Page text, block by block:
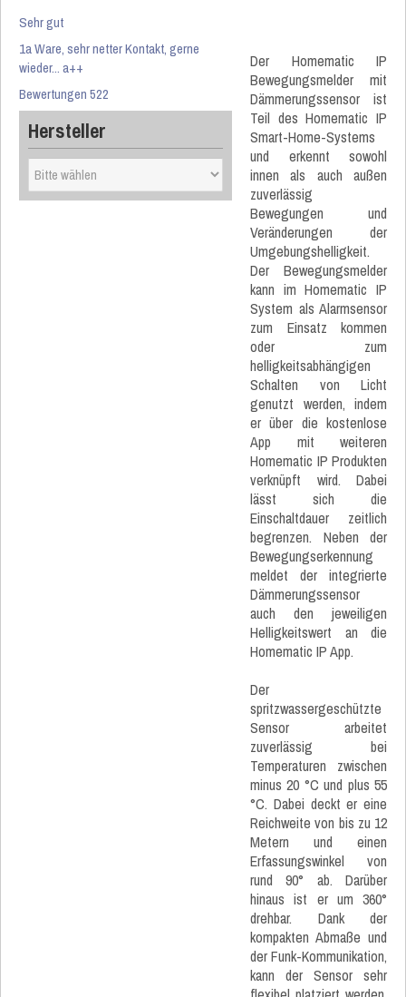
Sehr gut
1a Ware, sehr netter Kontakt, gerne
wieder... a++
Bewertungen 522
Hersteller
Der Homematic IP
Bewegungsmelder mit
Dämmerungssensor ist
Teil des Homematic IP
Smart-Home-Systems
und erkennt sowohl
innen als auch außen
zuverlässig
Bewegungen und
Veränderungen der
Umgebungshelligkeit.
Der Bewegungsmelder
kann im Homematic IP
System als Alarmsensor
zum Einsatz kommen
oder zum
helligkeitsabhängigen
Schalten von Licht
genutzt werden, indem
er über die kostenlose
App mit weiteren
Homematic IP Produkten
verknüpft wird. Dabei
lässt sich die
Einschaltdauer zeitlich
begrenzen. Neben der
Bewegungserkennung
meldet der integrierte
Dämmerungssensor
auch den jeweiligen
Helligkeitswert an die
Homematic IP App.
Der
spritzwassergeschützte
Sensor arbeitet
zuverlässig bei
Temperaturen zwischen
minus 20 °C und plus 55
°C. Dabei deckt er eine
Reichweite von bis zu 12
Metern und einen
Erfassungswinkel von
rund 90° ab. Darüber
hinaus ist er um 360°
drehbar. Dank der
kompakten Abmaße und
der Funk-Kommunikation,
kann der Sensor sehr